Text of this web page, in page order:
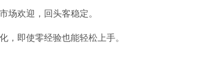
场欢迎，回头客稳定。
即使零经验也能轻松上手。